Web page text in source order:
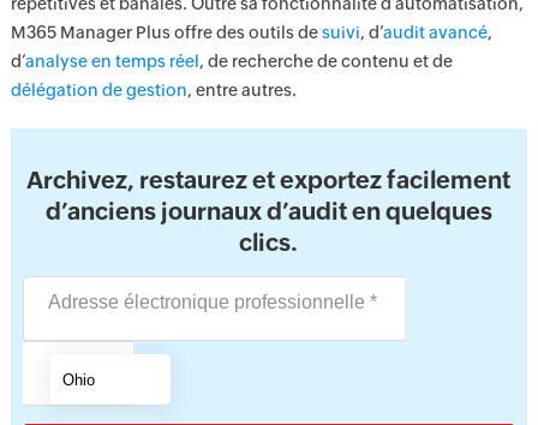
M365 Manager Plus offre des outils desuivi, d’audit avancé,
d’analyse en temps réel, de recherche de contenu et de
délégation de gestion, entre autres.
Archivez, restaurez et exportez facilement
d’anciens journaux d’audit en quelques
clics.
US